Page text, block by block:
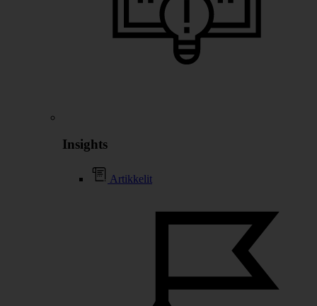
Insights
Artikkelit